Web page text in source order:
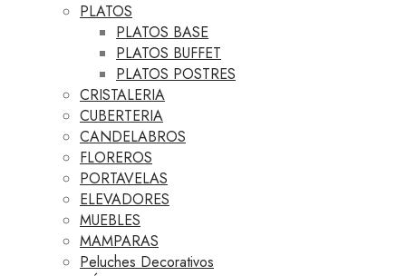
PLATOS
PLATOS BASE
PLATOS BUFFET
PLATOS POSTRES
CRISTALERIA
CUBERTERIA
CANDELABROS
FLOREROS
PORTAVELAS
ELEVADORES
MUEBLES
MAMPARAS
Peluches Decorativos